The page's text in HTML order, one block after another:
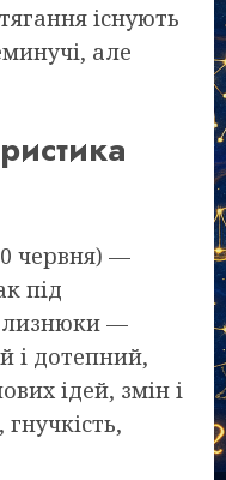
існують
але
червня) —
під
—
і дотепний,
ідей, змін і